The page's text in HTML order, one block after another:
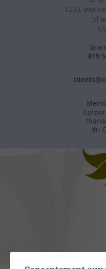
1250,
819
du